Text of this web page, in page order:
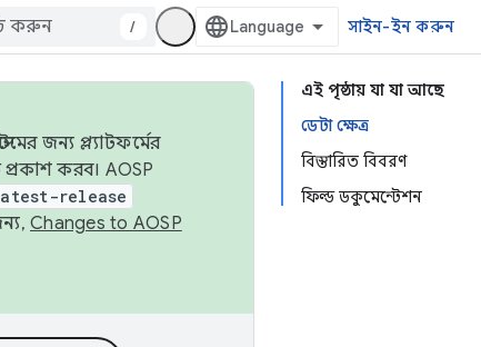
/ সাইন-ইন করুন
এই পৃষ্ঠায় যা যা আছে
ডেটা ক্ষেত্র
বিস্তারিত বিবরণ
ফিল্ড ডকুমেন্টেশন
জন্য প্ল্যাটফর্মের
প্রকাশ করব। AOSP
release
Changes to AOSP